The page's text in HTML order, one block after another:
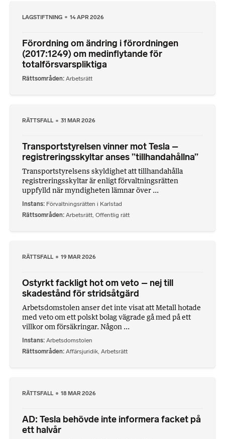
LAGSTIFTNING 14 APR 2026
Förordning om ändring i förordningen
(2017:1249) om medinflytande för
totalförsvarspliktiga
Rättsområden Arbetsrätt
RÄTTSFALL 31 MAR 2026
Transportstyrelsen vinner mot Tesla –
registreringsskyltar anses ”tillhandahållna”
Transportstyrelsens skyldighet att tillhandahålla
registreringsskyltar är enligt förvaltningsrätten
uppfylld när myndigheten lämnar över ...
Instans Förvaltningsrätten i Karlstad
Rättsområden Arbetsrätt, Offentlig rätt
RÄTTSFALL 19 MAR 2026
Ostyrkt fackligt hot om veto – nej till
skadestånd för stridsåtgärd
Arbetsdomstolen anser det inte visat att Metall hotade
med veto om ett polskt bolag vägrade gå med på ett
villkor om försäkringar. Någon ...
Instans Arbetsdomstolen
Rättsområden Affärsjuridik, Arbetsrätt
RÄTTSFALL 18 MAR 2026
AD: Tesla behövde inte informera facket på
ett halvår